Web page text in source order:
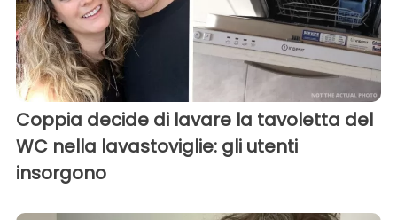
Coppia decide di lavare la tavoletta del
WC nella lavastoviglie: gli utenti
insorgono